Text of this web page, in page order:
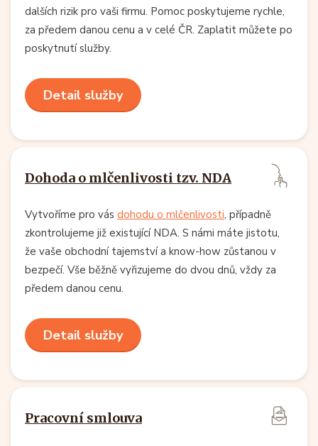
dalších rizik pro vaši firmu. Pomoc poskytujeme rychle,
za předem danou cenu a v celé ČR. Zaplatit můžete po
poskytnutí služby.
Detail služby
Dohoda o mlčenlivosti tzv. NDA
Vytvoříme pro vás dohodu o mlčenlivosti, případně
zkontrolujeme již existující NDA. S námi máte jistotu,
že vaše obchodní tajemství a know-how zůstanou v
bezpečí. Vše běžně vyřizujeme do dvou dnů, vždy za
předem danou cenu.
Detail služby
Pracovní smlouva